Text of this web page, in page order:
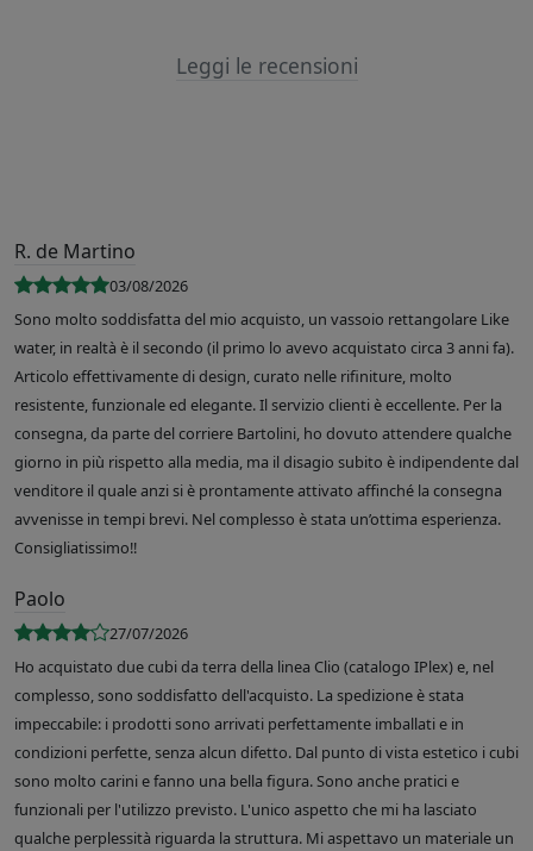
Leggi le recensioni
R. de Martino
03/08/2026
Sono molto soddisfatta del mio acquisto, un vassoio rettangolare Like
water, in realtà è il secondo (il primo lo avevo acquistato circa 3 anni fa).
Articolo effettivamente di design, curato nelle rifiniture, molto
resistente, funzionale ed elegante. Il servizio clienti è eccellente. Per la
consegna, da parte del corriere Bartolini, ho dovuto attendere qualche
giorno in più rispetto alla media, ma il disagio subito è indipendente dal
venditore il quale anzi si è prontamente attivato affinché la consegna
avvenisse in tempi brevi. Nel complesso è stata un’ottima esperienza.
Consigliatissimo!!
Paolo
27/07/2026
Ho acquistato due cubi da terra della linea Clio (catalogo IPlex) e, nel
complesso, sono soddisfatto dell'acquisto. La spedizione è stata
impeccabile: i prodotti sono arrivati perfettamente imballati e in
condizioni perfette, senza alcun difetto. Dal punto di vista estetico i cubi
sono molto carini e fanno una bella figura. Sono anche pratici e
funzionali per l'utilizzo previsto. L'unico aspetto che mi ha lasciato
qualche perplessità riguarda la struttura. Mi aspettavo un materiale un